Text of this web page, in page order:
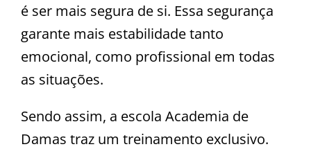
é ser mais segura de si. Essa segurança
garante mais estabilidade tanto
emocional, como profissional em todas
as situações.
Sendo assim, a escola Academia de
Damas traz um treinamento exclusivo.